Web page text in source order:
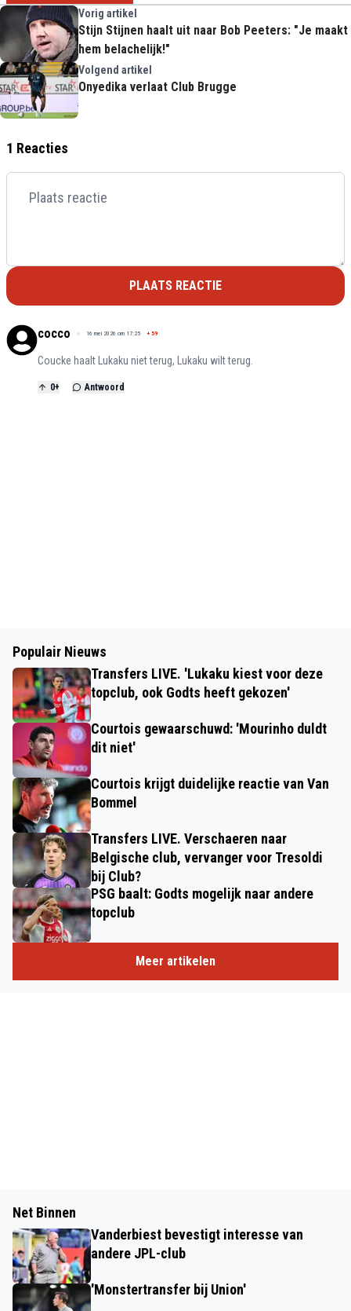
Vorig artikel
Stijn Stijnen haalt uit naar Bob Peeters: "Je maakt
hem belachelijk!"
Volgend artikel
Onyedika verlaat Club Brugge
1 Reacties
PLAATS REACTIE
cocco 16 mei 2026 om 17:25 + 59
Coucke haalt Lukaku niet terug, Lukaku wilt terug.
0+ Antwoord
Populair Nieuws
Transfers LIVE. 'Lukaku kiest voor deze
topclub, ook Godts heeft gekozen'
Courtois gewaarschuwd: 'Mourinho duldt
dit niet'
Courtois krijgt duidelijke reactie van Van
Bommel
Transfers LIVE. Verschaeren naar
Belgische club, vervanger voor Tresoldi
bij Club?
PSG baalt: Godts mogelijk naar andere
topclub
Meer artikelen
Net Binnen
Vanderbiest bevestigt interesse van
andere JPL-club
'Monstertransfer bij Union'